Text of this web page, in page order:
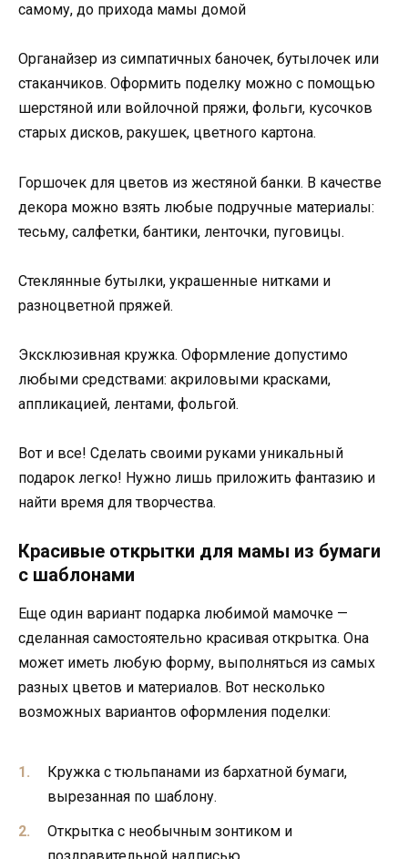
самому, до прихода мамы домой
Органайзер из симпатичных баночек, бутылочек или
стаканчиков. Оформить поделку можно с помощью
шерстяной или войлочной пряжи, фольги, кусочков
старых дисков, ракушек, цветного картона.
Горшочек для цветов из жестяной банки. В качестве
декора можно взять любые подручные материалы:
тесьму, салфетки, бантики, ленточки, пуговицы.
Стеклянные бутылки, украшенные нитками и
разноцветной пряжей.
Эксклюзивная кружка. Оформление допустимо
любыми средствами: акриловыми красками,
аппликацией, лентами, фольгой.
Вот и все! Сделать своими руками уникальный
подарок легко! Нужно лишь приложить фантазию и
найти время для творчества.
Красивые открытки для мамы из бумаги
с шаблонами
Еще один вариант подарка любимой мамочке —
сделанная самостоятельно красивая открытка. Она
может иметь любую форму, выполняться из самых
разных цветов и материалов. Вот несколько
возможных вариантов оформления поделки:
Кружка с тюльпанами из бархатной бумаги,
вырезанная по шаблону.
Открытка с необычным зонтиком и